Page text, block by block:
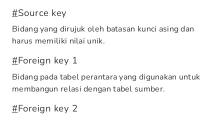
#Source key
Bidang yang dirujuk oleh batasan kunci asing dan
harus memiliki nilai unik.
#Foreign key 1
Bidang pada tabel perantara yang digunakan untuk
membangun relasi dengan tabel sumber.
#Foreign key 2